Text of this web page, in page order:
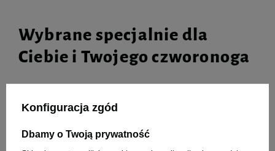
Wybrane specjalnie dla
Ciebie i Twojego czworonoga
Milord Przysmak dla psa jeleń z
Konfiguracja zgód
Dbamy o Twoją prywatność